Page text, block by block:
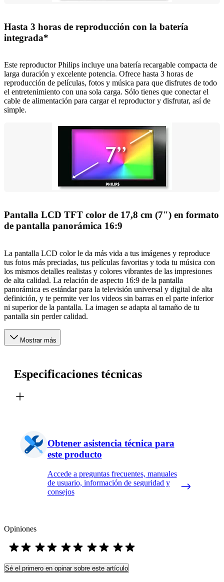
Hasta 3 horas de reproducción con la batería
integrada*
Este reproductor Philips incluye una batería recargable compacta de
larga duración y excelente potencia. Ofrece hasta 3 horas de
reproducción de películas, fotos y música para que disfrutes de todo
el entretenimiento con una sola carga. Sólo tienes que conectar el
cable de alimentación para cargar el reproductor y disfrutar, así de
simple.
Pantalla LCD TFT color de 17,8 cm (7") en formato
de pantalla panorámica 16:9
La pantalla LCD color le da más vida a tus imágenes y reproduce
tus fotos más preciadas, tus películas favoritas y toda tu música con
los mismos detalles realistas y colores vibrantes de las impresiones
de alta calidad. La relación de aspecto 16:9 de la pantalla
panorámica es estándar para la televisión universal y digital de alta
definición, y te permite ver los videos sin barras en el parte inferior
ni superior de la pantalla. La imagen se adapta al tamaño de tu
pantalla sin perder calidad.
Mostrar más
Especificaciones técnicas
Obtener asistencia técnica para
este producto
Accede a preguntas frecuentes, manuales
de usuario, información de seguridad y
consejos
Opiniones
Sé el primero en opinar sobre este artículo